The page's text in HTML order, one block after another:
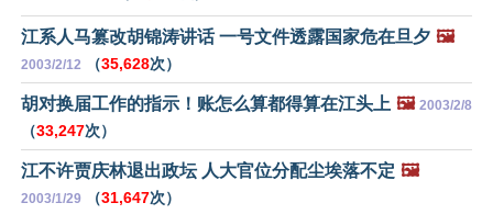
江系人马篡改胡锦涛讲话 一号文件透露国家危在旦夕 🖼️
2003/2/12 （35,628次）
胡对换届工作的指示！账怎么算都得算在江头上 🖼️ 2003/2/8
（33,247次）
江不许贾庆林退出政坛 人大官位分配尘埃落不定 🖼️
2003/1/29 （31,647次）